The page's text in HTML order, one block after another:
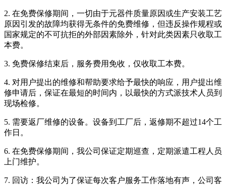
2. 在免费保修期间，一切由于元器件质量原因或生产安装工艺
原因引发的故障均获得无条件的免费维修，但违反操作规程或
国家规定的不可抗拒的外部因素除外，针对此类因素只收取工
本费。
3. 免费保修结束后，服务费用免收，仅收取工本费。
4. 对用户提出的维修和帮助要求给予最快的响应，用户提出维
修申请后，保证在最短的时间内，以最快的方式派技术人员到
现场检修。
5. 需要返厂维修的设备。设备到工厂后，返修期不超过14个工
作日。
6. 在免费保修期间，我公司保证定期巡查，定期派遣工程人员
上门维护。
7. 回访：我公司为了保证每次客户服务工作落地有声，公司客